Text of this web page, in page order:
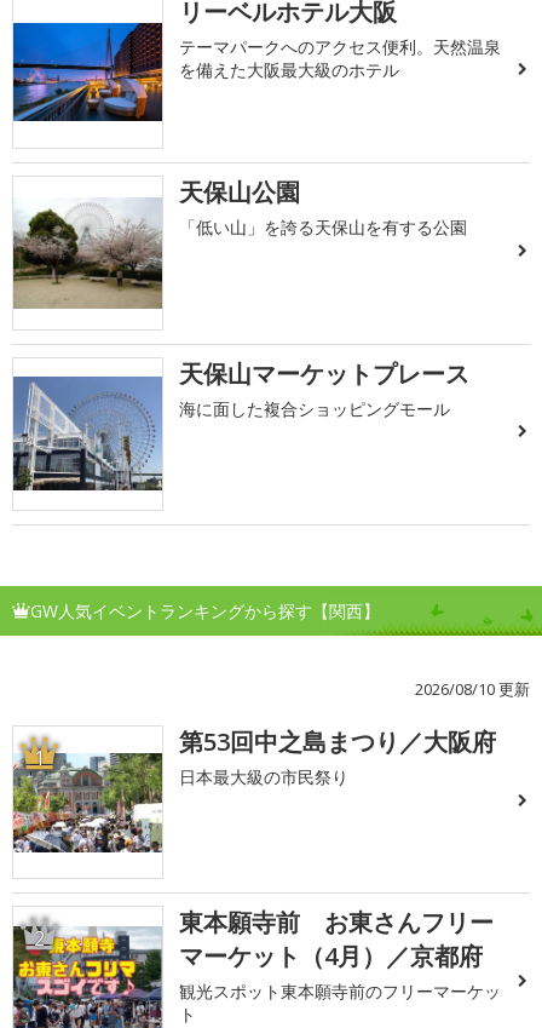
リーベルホテル大阪
テーマパークへのアクセス便利。天然温泉
を備えた大阪最大級のホテル
天保山公園
「低い山」を誇る天保山を有する公園
天保山マーケットプレース
海に面した複合ショッピングモール
GW人気イベントランキングから探す【関西】
2026/08/10 更新
1 第53回中之島まつり／大阪府
日本最大級の市民祭り
2
東本願寺前 お東さんフリー
マーケット（4月）／京都府
観光スポット東本願寺前のフリーマーケッ
ト